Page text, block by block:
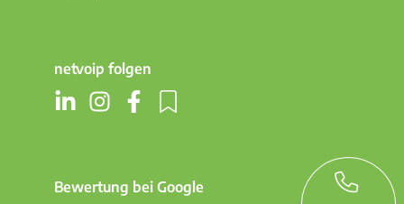
netvoip folgen
Bewertung bei Google